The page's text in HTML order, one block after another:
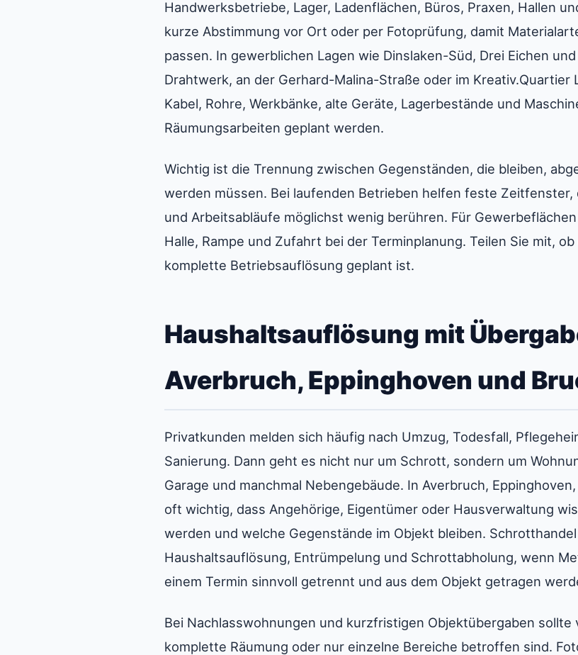
Handwerksbetriebe, Lager, Ladenflächen, Büros, Praxen, Hallen
kurze Abstimmung vor Ort oder per Fotoprüfung, damit
passen. In gewerblichen Lagen wie Dinslaken-Süd, Drei Eichen
Drahtwerk, an der Gerhard-Malina-Straße oder im Kreativ.Quartier
Kabel, Rohre, Werkbänke, alte Geräte, Lagerbestände und
Räumungsarbeiten geplant werden.
Wichtig ist die Trennung zwischen Gegenständen, die bleiben,
werden müssen. Bei laufenden Betrieben helfen feste
und Arbeitsabläufe möglichst wenig berühren. Für
Halle, Rampe und Zufahrt bei der Terminplanung. Teilen Sie mit,
komplette Betriebsauflösung geplant ist.
Haushaltsauflösung mit
Averbruch, Eppinghoven und
Privatkunden melden sich häufig nach Umzug, Todesfall,
Sanierung. Dann geht es nicht nur um Schrott, sondern um
Garage und manchmal Nebengebäude. In Averbruch,
oft wichtig, dass Angehörige, Eigentümer oder Hausverwaltung
werden und welche Gegenstände im Objekt bleiben.
Haushaltsauflösung, Entrümpelung und Schrottabholung, wenn
einem Termin sinnvoll getrennt und aus dem Objekt getragen
Bei Nachlasswohnungen und kurzfristigen Objektübergaben
komplette Räumung oder nur einzelne Bereiche betroffen sind.